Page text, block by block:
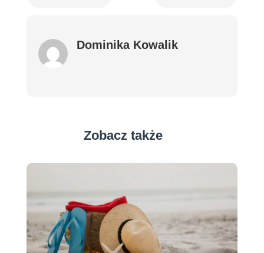
Dominika Kowalik
Zobacz także